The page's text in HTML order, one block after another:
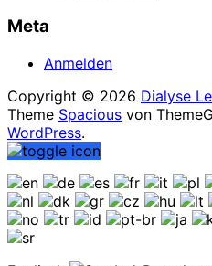
Meta
Anmelden
Copyright © 2026 Dialyse
Theme Spacious von
WordPress.